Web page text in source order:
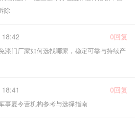
除
18:42 0回复
漆门厂家如何选找哪家，稳定可靠与持续产
0回复
事夏令营机构参考与选择指南